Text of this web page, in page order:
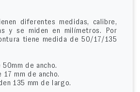
diferentes medidas, calibre,
y se miden en milímetros. Por
tiene medida de 50/17/135
de ancho.
mm de ancho.
135 mm de largo.